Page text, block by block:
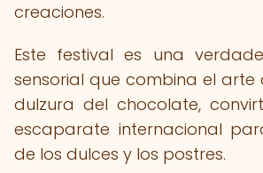
creaciones.
Este festival es una
sensorial que combina el arte
dulzura del chocolate,
escaparate internacional
de los dulces y los postres.